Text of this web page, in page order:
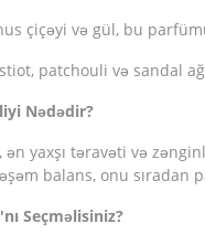
çiçəyi və gül, bu
patchouli və sandal
Nədədir?
yaxşı təravəti və
balans, onu
Seçməlisiniz?